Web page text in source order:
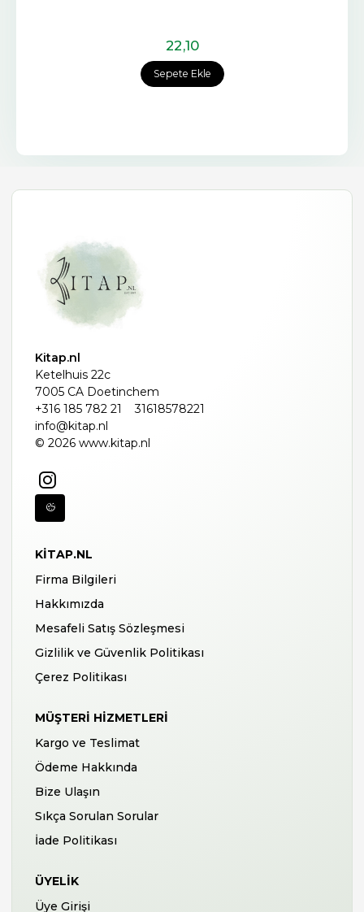
Sepete Ekle
22,10
Kitap.nl
Ketelhuis 22c
7005 CA Doetinchem
+316 185 782 21
31618578221
info@kitap.nl
© 2026 www.kitap.nl
KITAP.NL
Firma Bilgileri
Hakkımızda
Mesafeli Satış Sözleşmesi
Gizlilik ve Güvenlik Politikası
Çerez Politikası
MÜŞTERI HIZMETLERI
Kargo ve Teslimat
Ödeme Hakkında
Bize Ulaşın
Sıkça Sorulan Sorular
İade Politikası
ÜYELIK
Üye Girişi